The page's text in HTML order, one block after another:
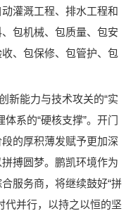
灌溉工程、排水工程和
包机械、包质量、包安
、包保修、包管护、包
能力与技术攻关的“实
系的“硬核支撑”。开门
的厚积薄发赋予更加深
搏圆梦。鹏凯环境作为
服务商，将继续鼓好“拼
代并行，以持之以恒的坚